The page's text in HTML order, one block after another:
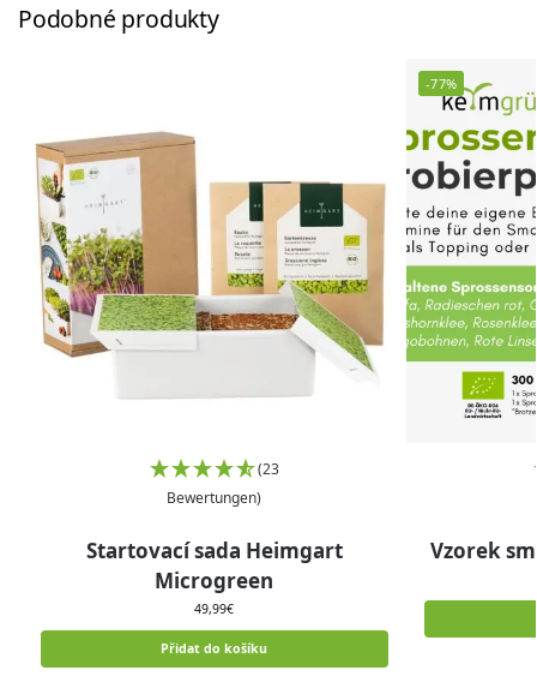
Podobné produkty
(23
Bewertungen)
Startovací sada Heimgart
Microgreen
49,99€
Přidat do košíku
-77%
Vzorek